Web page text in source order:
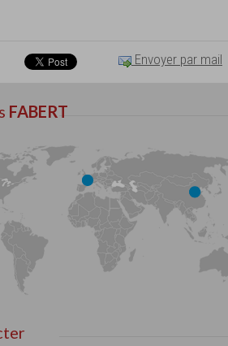
Envoyer par mail
FABERT